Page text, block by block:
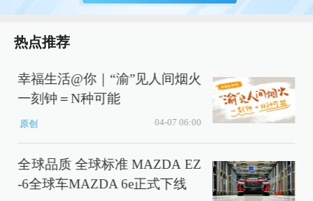
热点推荐
幸福生活@你｜“渝”见人间烟火
一刻钟＝N种可能
原创 04-07 06:00
全球品质 全球标准 MAZDA EZ
-6全球车MAZDA 6e正式下线